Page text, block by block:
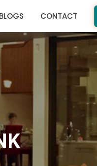
BLOGS CONTACT